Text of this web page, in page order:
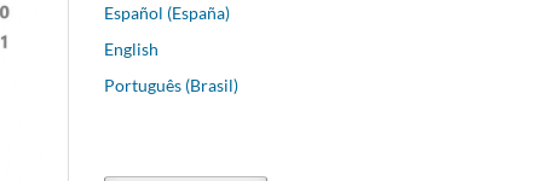
Español (España)
English
Português (Brasil)